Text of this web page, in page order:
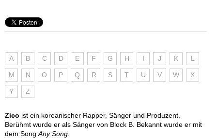
A B C D E F G H I J K L
M N O P Q R S T U V W X
Y Z
Zico ist ein koreanischer Rapper, Sänger und Produzent.
Berühmt wurde er als Sänger von Block B. Bekannt wurde er mit
dem Song Any Song